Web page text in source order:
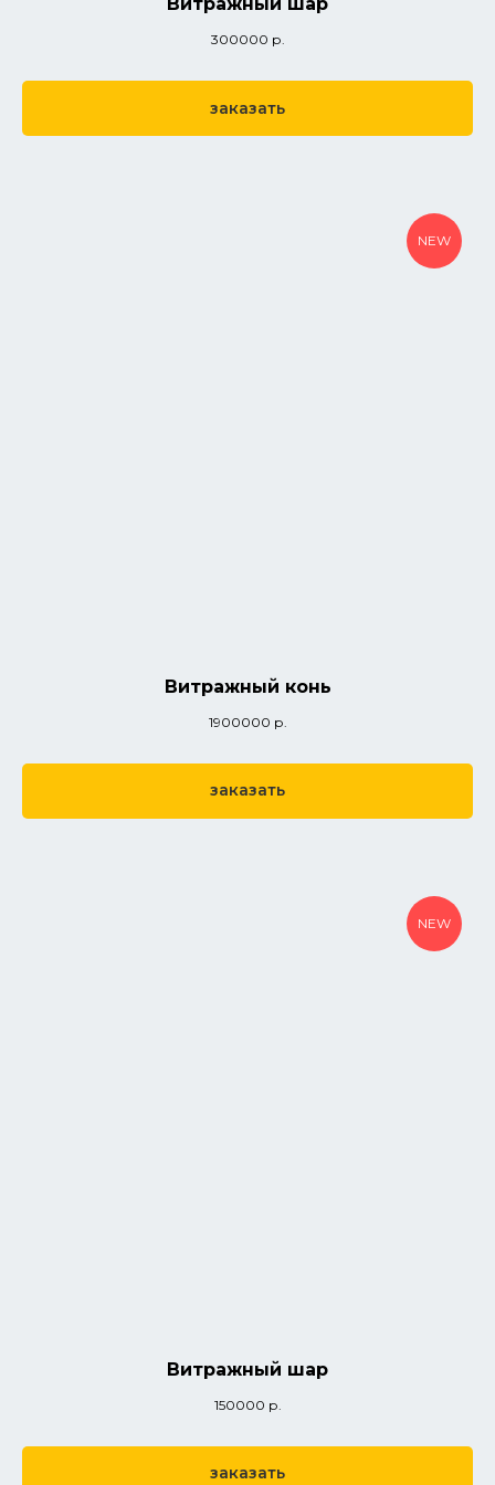
300000 р.
заказать
NEW
Витражный конь
1900000 р.
заказать
NEW
Витражный шар
150000 р.
заказать